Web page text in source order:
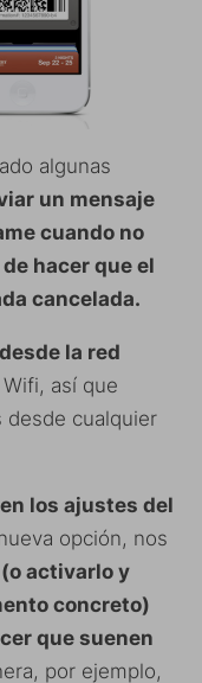
algunas
un mensaje
cuando no
hacer que el
cancelada.
la red
así que
desde cualquier
los ajustes del
opción, nos
activarlo y
concreto)
que suenen
por ejemplo,